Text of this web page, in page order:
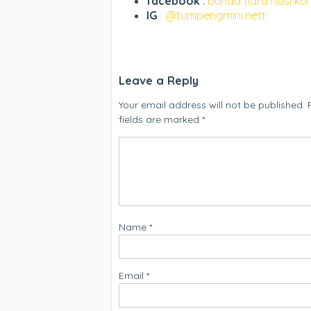
IG : @tumpengmini.nett
Leave a Reply
Your email address will not be published.
fields are marked *
Name *
Email *